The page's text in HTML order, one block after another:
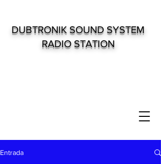
DUBTRONIK SOUND SYSTEM
RADIO STATION
Entrada